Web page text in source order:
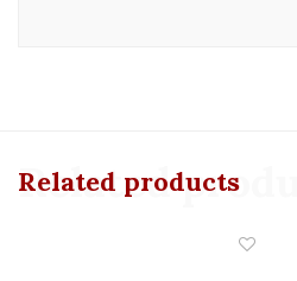
Related products
Related